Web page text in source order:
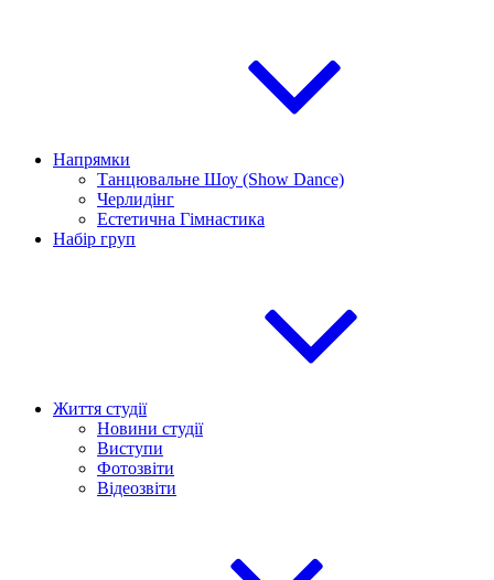
Напрямки
Танцювальне Шоу (Show Dance)
Черлидінг
Естетична Гімнастика
Набір груп
Життя студії
Новини студії
Виступи
Фотозвіти
Відеозвіти